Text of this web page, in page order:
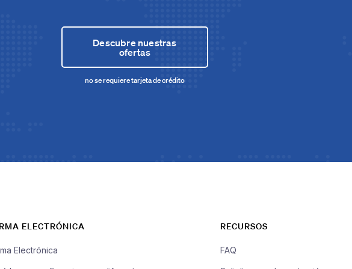
Descubre nuestras
ofertas
no se requiere tarjeta de crédito
ELECTRÓNICA
Electrónica
RECURSOS
FAQ